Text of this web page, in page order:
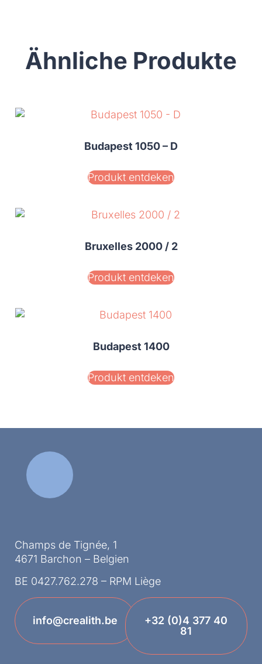
Ähnliche Produkte
Budapest 1050 – D
Produkt entdeken
Bruxelles 2000 / 2
Produkt entdeken
Budapest 1400
Produkt entdeken
Champs de Tignée, 1
4671 Barchon – Belgien
BE 0427.762.278 – RPM Liège
info@crealith.be
+32 (0)4 377 40
81